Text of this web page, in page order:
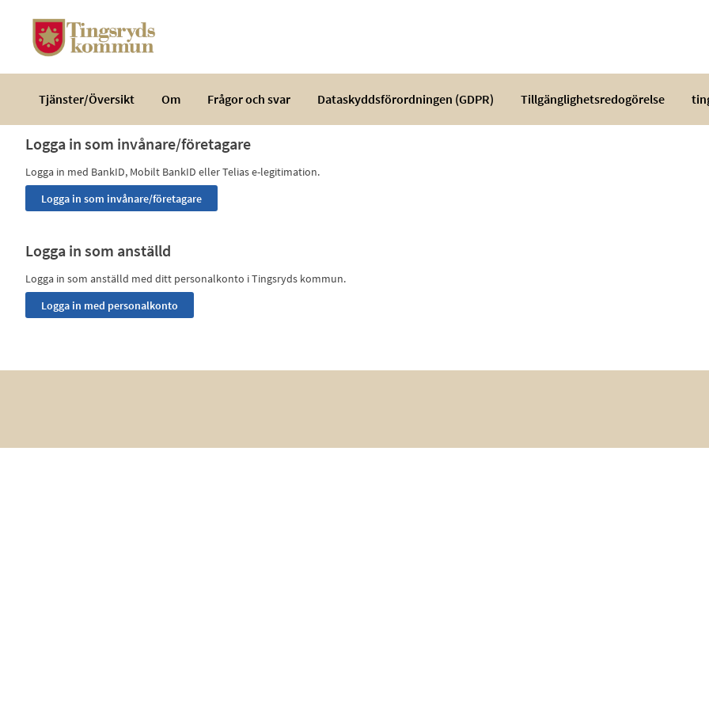
tjänster
Tingsryds
kommun
Tjänster/Översikt Om Frågor och svar Dataskyddsförordningen (GDPR) Tillgänglighetsredogörelse
Logga in som invånare/företagare
Logga in med BankID, Mobilt BankID eller Telias e-legitimation.
Logga in som anställd
Logga in som anställd med ditt personalkonto i Tingsryds kommun.